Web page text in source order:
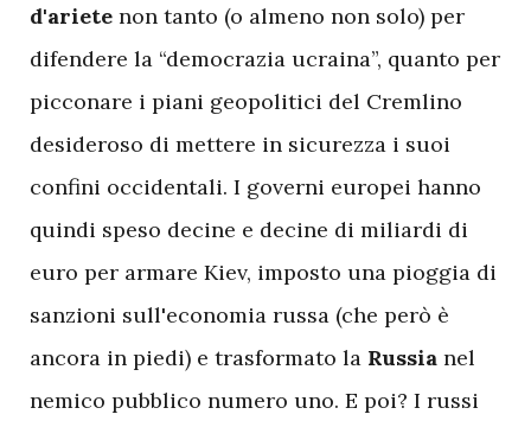
d'ariete non tanto (o almeno non solo) per
difendere la “democrazia ucraina”, quanto per
picconare i piani geopolitici del Cremlino
desideroso di mettere in sicurezza i suoi
confini occidentali. I governi europei hanno
quindi speso decine e decine di miliardi di
euro per armare Kiev, imposto una pioggia di
sanzioni sull'economia russa (che però è
ancora in piedi) e trasformato la Russia nel
nemico pubblico numero uno. E poi? I russi